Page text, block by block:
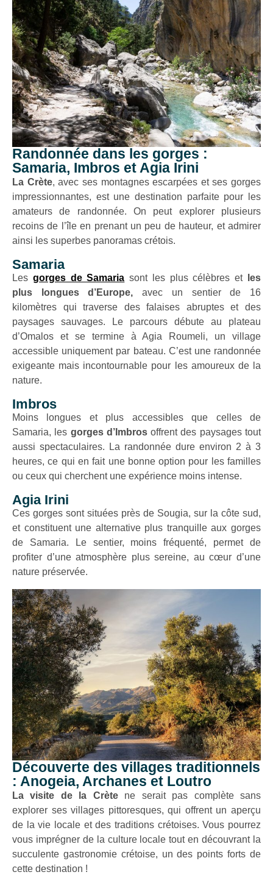
Randonnée dans les gorges :
Samaria, Imbros et Agia Irini
La Crète, avec ses montagnes escarpées et ses gorges
impressionnantes, est une destination parfaite pour les
amateurs de randonnée. On peut explorer plusieurs
recoins de l’île en prenant un peu de hauteur, et admirer
ainsi les superbes panoramas crétois.
Samaria
Les gorges de Samaria sont les plus célèbres et
les
plus longues d’Europe, avec un sentier de 16
kilomètres qui traverse des falaises abruptes et des
paysages sauvages. Le parcours débute au plateau
d’Omalos et se termine à Agia Roumeli, un village
accessible uniquement par bateau. C’est une randonnée
exigeante mais incontournable pour les amoureux de la
nature.
Imbros
Moins longues et plus accessibles que celles de
Samaria, les gorges d’Imbrosoffrent des paysages tout
aussi spectaculaires. La randonnée dure environ 2 à 3
heures, ce qui en fait une bonne option pour les familles
ou ceux qui cherchent une expérience moins intense.
Agia Irini
Ces gorges sont situées près de Sougia, sur la côte sud,
et constituent une alternative plus tranquille aux gorges
de Samaria. Le sentier, moins fréquenté, permet de
profiter d’une atmosphère plus sereine, au cœur d’une
nature préservée.
Découverte des villages traditionnels
: Anogeia, Archanes et Loutro
La visite de la Crètene serait pas complète sans
explorer ses villages pittoresques, qui offrent un aperçu
de la vie locale et des traditions crétoises. Vous pourrez
vous imprégner de la culture locale tout en découvrant la
succulente gastronomie crétoise, un des points forts de
cette destination !